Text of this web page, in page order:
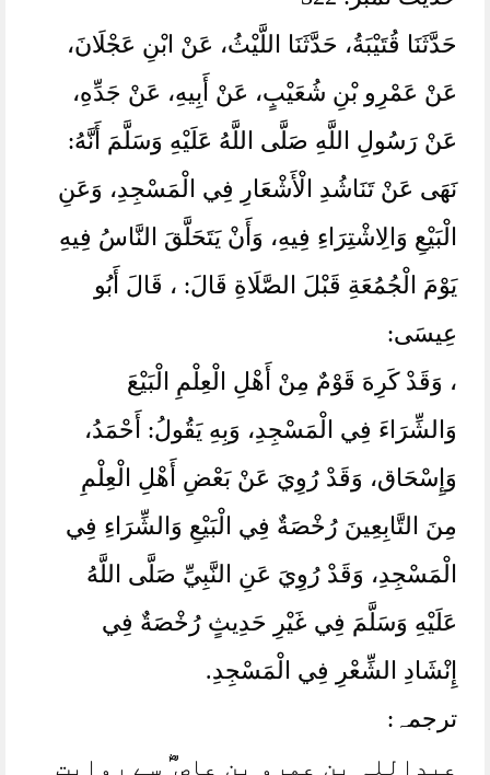
حَدَّثَنَا قُتَيْبَةُ، حَدَّثَنَا اللَّيْثُ، عَنْ ابْنِ عَجْلَانَ،
عَنْ عَمْرِو بْنِ شُعَيْبٍ، عَنْ أَبِيهِ، عَنْ جَدِّهِ،
عَنْ رَسُولِ اللَّهِ صَلَّى اللَّهُ عَلَيْهِ وَسَلَّمَ أَنَّهُ:‏‏‏‏
نَهَى عَنْ تَنَاشُدِ الْأَشْعَارِ فِي الْمَسْجِدِ، ‏‏‏‏‏‏وَعَنِ
الْبَيْعِ وَالِاشْتِرَاءِ فِيهِ، ‏‏‏‏‏‏وَأَنْ يَتَحَلَّقَ النَّاسُ فِيهِ
يَوْمَ الْجُمُعَةِ قَبْلَ الصَّلَاةِ قَالَ:‏‏‏‏ ، ‏‏‏‏‏‏قَالَ أَبُو
عِيسَى:‏‏‏‏
، ‏‏‏‏‏‏وَقَدْ كَرِهَ قَوْمٌ مِنْ أَهْلِ الْعِلْمِ الْبَيْعَ
وَالشِّرَاءَ فِي الْمَسْجِدِ، ‏‏‏‏‏‏وَبِهِ يَقُولُ:‏‏‏‏ أَحْمَدُ،‏‏‏‏
وَإِسْحَاق، ‏‏‏‏‏‏وَقَدْ رُوِيَ عَنْ بَعْضِ أَهْلِ الْعِلْمِ
مِنَ التَّابِعِينَ رُخْصَةٌ فِي الْبَيْعِ وَالشِّرَاءِ فِي
الْمَسْجِدِ، ‏‏‏‏‏‏وَقَدْ رُوِيَ عَنِ النَّبِيِّ صَلَّى اللَّهُ
عَلَيْهِ وَسَلَّمَ فِي غَيْرِ حَدِيثٍ رُخْصَةٌ فِي
إِنْشَادِ الشِّعْرِ فِي الْمَسْجِدِ.
ترجمہ:
عبداللہ بن عمرو بن عاص ؓ سے روایت